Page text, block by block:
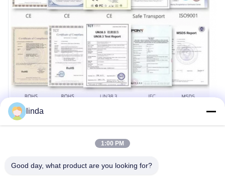
Visite d'usine
linda
1:00 PM
Good day, what product are you looking for?